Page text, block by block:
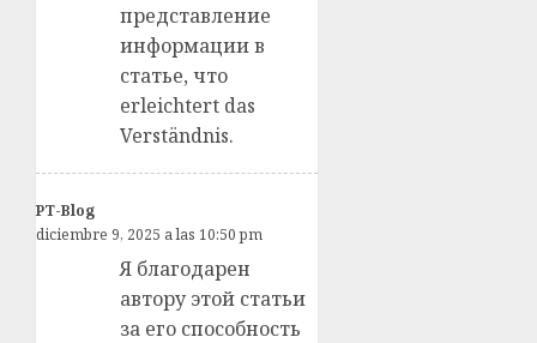
представление
информации в
статье, что
erleichtert das
Verständnis.
PT-Blog
diciembre 9, 2025 a las 10:50 pm
Я благодарен
автору этой статьи
за его способность